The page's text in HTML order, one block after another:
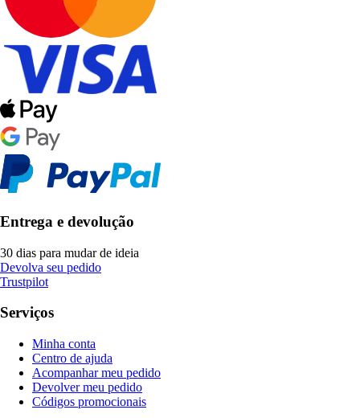
Entrega e devolução
30 dias para mudar de ideia
Devolva seu pedido
Trustpilot
Serviços
Minha conta
Centro de ajuda
Acompanhar meu pedido
Devolver meu pedido
Códigos promocionais